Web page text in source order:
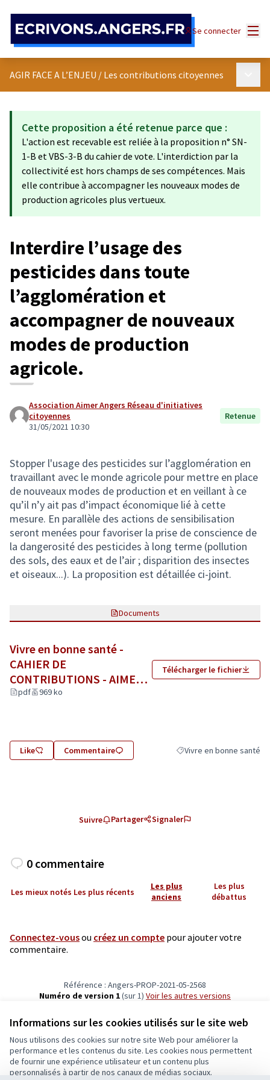
Informations sur les cookies utilisés sur le site web
Nous utilisons des cookies sur notre site Web pour améliorer la
performance et les contenus du site. Les cookies nous permettent
de fournir une expérience utilisateur et un contenu plus
personnalisés à partir de nos canaux de médias sociaux.
Se connecter
AGIR FACE A L’ENJEU / Les contributions citoyennes
Cette proposition a été retenue parce que :
L'action est recevable est reliée à la proposition n° SN-
1-B et VBS-3-B du cahier de vote. L'interdiction par la
collectivité est hors champs de ses compétences. Mais
elle contribue à accompagner les nouveaux modes de
production agricoles plus vertueux.
Interdire l’usage des
pesticides dans toute
l’agglomération et
accompagner de nouveaux
modes de production
agricole.
Association Aimer Angers Réseau d'initiatives
citoyennes
31/05/2021 10:30
Retenue
Stopper l'usage des pesticides sur l’agglomération en
travaillant avec le monde agricole pour mettre en place
de nouveaux modes de production et en veillant à ce
qu’il n’y ait pas d’impact économique lié à cette
mesure. En parallèle des actions de sensibilisation
seront menées pour favoriser la prise de conscience de
la dangerosité des pesticides à long terme (pollution
des sols, des eaux et de l’air ; disparition des insectes
et oiseaux...). La proposition est détaillée ci-joint.
Documents
Vivre en bonne santé -
CAHIER DE
CONTRIBUTIONS - AIMER
ANGERS RESEAU
pdf 969 ko
Télécharger le fichier
Like Commentaire Filtrer les résultats de la
Vivre en bonne santé
Suivre Partager Signaler
0 commentaire
Les mieux notés Les plus récents
Les plus
anciens
Les plus
débattus
Connectez-vousou créez un compte pour ajouter votre
commentaire.
Référence : Angers-PROP-2021-05-2568
Numéro de version 1(sur 1)
voir les autres versions
Conditions d'utilisation
Paramètres des cookies
Ecrivons Angers sur X
Ecrivons Angers sur Facebook